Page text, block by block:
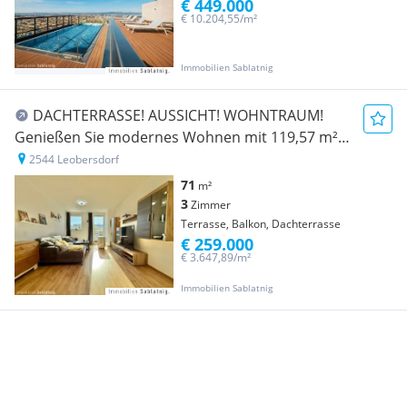
Immobilien Sablatnig
€ 10.204,55/m²
€ 449.000
DACHTERRASSE! AUSSICHT! WOHNTRAUM!
Genießen Sie modernes Wohnen mit 119,57 m²
Freifläche über den Dächern von Leobersdorf!
2544 Leobersdorf
71 m²
3Zimmer
Terrasse, Balkon, Dachterrasse
Immobilien Sablatnig
€ 3.647,89/m²
€ 259.000